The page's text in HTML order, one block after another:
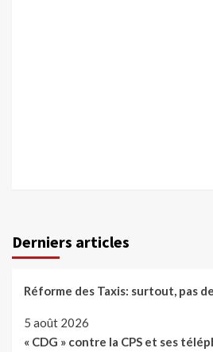
Derniers articles
Réforme des Taxis: surtout, pas
5 août 2026
« CDG » contre la CPS et ses